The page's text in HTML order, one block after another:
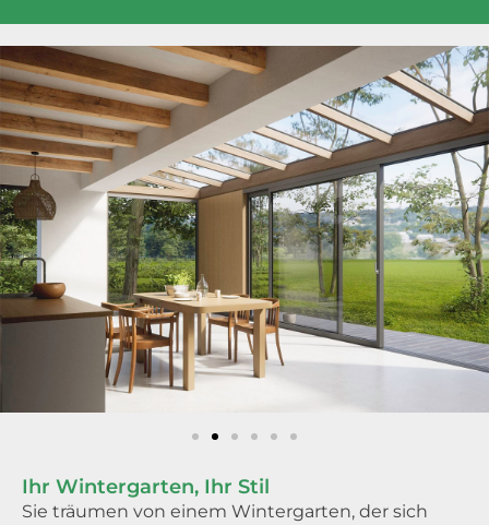
Ihr Wintergarten, Ihr Stil
Sie träumen von einem Wintergarten, der sich